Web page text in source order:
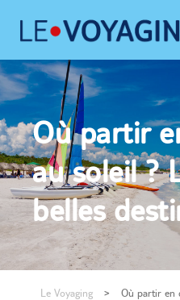
Où partir
au soleil ?
belles
Le Voyaging >
Où partir en